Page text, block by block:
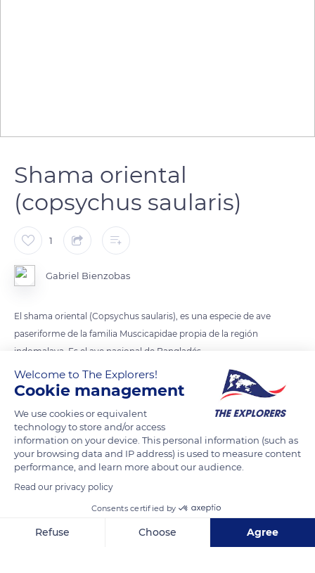
Shama oriental
(copsychus saularis)
1
Gabriel Bienzobas
El shama oriental (Copsychus saularis), es una especie de ave
paseriforme de la familia Muscicapidae propia de la región
indomalaya. Es el ave nacional de Bangladés.
Se distribuye por casi todo el subcontinente indio, incluida
llegando a las islas de Sumatra, Borneo, Java y Bali, además de
islas menores circundantes. Se encuentra en gran variedad de
bosques tropicales y subtropicales y zonas arbustivas, y
también son aves comunes en los huertos urbanos y cultivos.
Es un ave que destaca por su bello canto.
La foto es de la subespecie ceylonensis catalogada así en 1861
por Sclater.
Welcome to The Explorers!
Cookie management
We use cookies or equivalent
technology to store and/or access
information on your device. This personal information (such as
your browsing data and IP address) is used to measure content
performance, and learn more about our audience.
Read our privacy policy
Consents certified by
Refuse Choose Agree